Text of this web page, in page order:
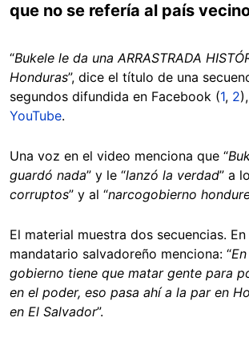
que no se refería al país
“Bukele le da una ARRASTRADA
Honduras”, dice el título de una
segundos difundida en Facebook (1, 2),
YouTube.
Una voz en el video menciona que “
guardó nada” y le “lanzó la verdad” a
corruptos” y al “narcogobierno
El material muestra dos secuencias.
mandatario salvadoreño menciona: “
gobierno tiene que matar gente para
en el poder, eso pasa ahí a la par en
en El Salvador”.